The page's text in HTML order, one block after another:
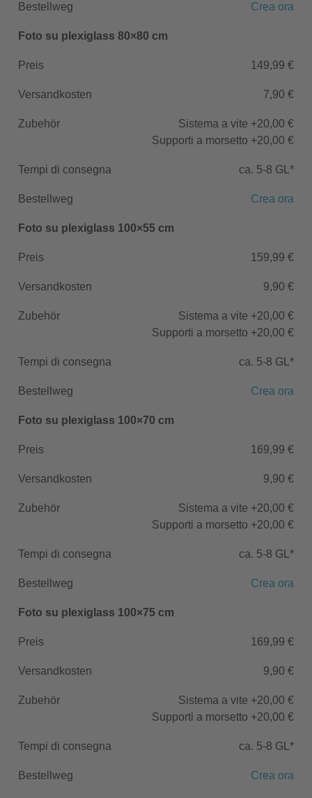
Crea ora
Foto su plexiglass 80×80 cm
149,99 €
7,90 €
Sistema a vite +20,00 €
Supporti a morsetto +20,00 €
ca. 5-8 GL*
Crea ora
Foto su plexiglass 100×55 cm
159,99 €
9,90 €
Sistema a vite +20,00 €
Supporti a morsetto +20,00 €
ca. 5-8 GL*
Crea ora
Foto su plexiglass 100×70 cm
169,99 €
9,90 €
Sistema a vite +20,00 €
Supporti a morsetto +20,00 €
ca. 5-8 GL*
Crea ora
Foto su plexiglass 100×75 cm
169,99 €
9,90 €
Sistema a vite +20,00 €
Supporti a morsetto +20,00 €
ca. 5-8 GL*
Crea ora